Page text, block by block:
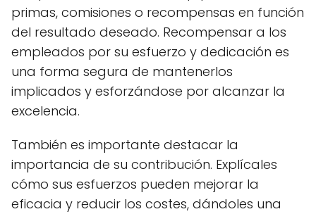
primas, comisiones o recompensas en función
del resultado deseado. Recompensar a los
empleados por su esfuerzo y dedicación es
una forma segura de mantenerlos
implicados y esforzándose por alcanzar la
excelencia.
También es importante destacar la
importancia de su contribución. Explícales
cómo sus esfuerzos pueden mejorar la
eficacia y reducir los costes, dándoles una